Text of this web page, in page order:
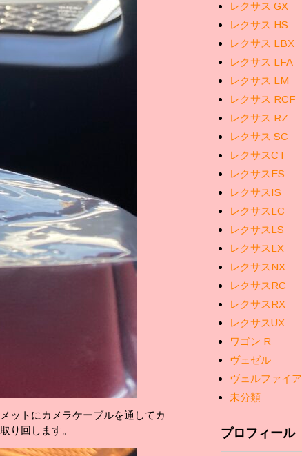
ットにカメラケーブルを通してカ
り回します。
レクサス GX
レクサス HS
レクサス LBX
レクサス LFA
レクサス LM
レクサス RCF
レクサス RZ
レクサス SC
レクサスCT
レクサスES
レクサスIS
レクサスLC
レクサスLS
レクサスLX
レクサスNX
レクサスRC
レクサスRX
レクサスUX
ワゴン R
ヴェゼル
ヴェルファイア
未分類
プロフィール